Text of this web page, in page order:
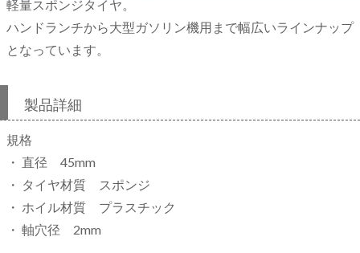
軽量スポンジタイヤ。
ハンドランチから大型ガソリン機用まで幅広いラインナップ
となっています。
製品詳細
規格
・ 直径 45mm
・ タイヤ材質 スポンジ
・ ホイル材質 プラスチック
・ 軸穴径 2mm